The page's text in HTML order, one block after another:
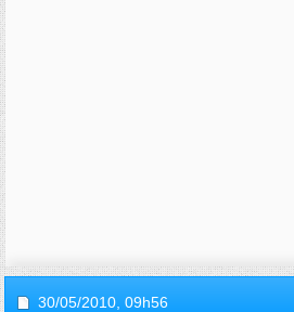
30/05/2010, 09h56